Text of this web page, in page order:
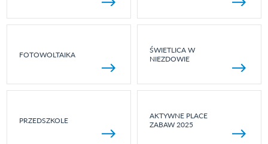
FOTOWOLTAIKA
ŚWIETLICA W
NIEZDOWIE
PRZEDSZKOLE
AKTYWNE PLACE
ZABAW 2025